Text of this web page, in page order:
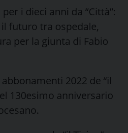
i dieci anni da “Città”:
futuro tra ospedale,
per la giunta di Fabio
2022 de “il
130esimo anniversario